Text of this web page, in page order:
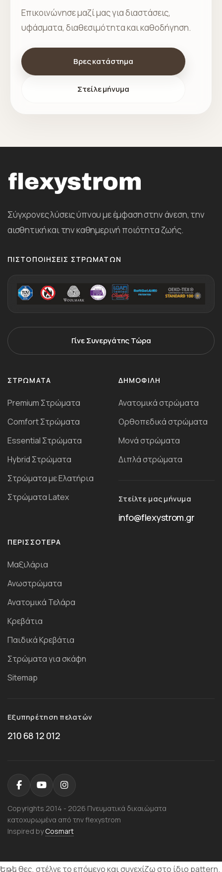
Επικοινώνησε μαζί μας για διαστάσεις,
υφάσματα, διαθεσιμότητα και καθοδήγηση.
Βρες κατάστημα
Στείλε μήνυμα
Σύγχρονες λύσεις ύπνου με έμφαση στην άνεση, την
αισθητική και την καθημερινή ποιότητα ζωής.
ΠΙΣΤΟΠΟΙΉΣΕΙΣ ΣΤΡΩΜΆΤΩΝ
Γίνε Συνεργάτης Τώρα
ΣΤΡΏΜΑΤΑ
Premium Στρώματα
Comfort Στρώματα
Essential Στρώματα
Ηybrid Στρώματα
Στρώματα με Ελατήρια
Στρώματα Latex
ΔΗΜΟΦΙΛΉ
Ανατομικά στρώματα
Ορθοπεδικά στρώματα
Μονά στρώματα
Διπλά στρώματα
Στείλτε μας μήνυμα
info@flexystrom.gr
ΠΕΡΙΣΣΌΤΕΡΑ
Μαξιλάρια
Ανωστρώματα
Ανατομικά Τελάρα
Κρεβάτια
Παιδικά Κρεβάτια
Στρώματα για σκάφη
Sitemap
Εξυπηρέτηση πελατών
210 68 12 012
Copyrights 2014 - 2026 Πνευματικά δικαιώματα
κατοχυρωμένα από την flexystrom
Inspired byCosmart
Եթե θες, στέλνε το επόμενο και συνεχίζω στο ίδιο pattern.